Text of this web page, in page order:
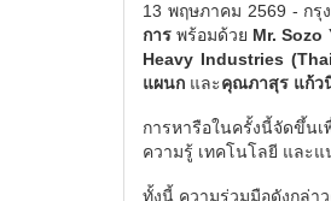
13 พฤษภาคม 2569 - กรุ
การ พร้อมด้วย Mr. Sozo
Heavy Industries
แผนก และคุณภาสุร แก้ว
การหารือในครั้งนี้จัดขึ้น
ความรู้ เทคโนโลยี และ
ทั้งนี้ ความร่วมมือดังกล่า